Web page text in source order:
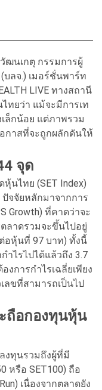
ฒนเกตุ กรรมการผู้
ลจ.) เมอร์ชั่นพาร์ท
LIVE ทางสถานี
ทยว่า แม้จะมีการเท
ล็กน้อย แต่ภาพรวม
กาสที่จะถูกผลักดันให้
จุด
นไทย (SET Index)
ปัจจัยหลักมาจากการ
Growth) ที่คาดว่าจะ
ลาดรวมจะขึ้นไปอยู่
อหุ้นที่ 97 บาท) ทั้งนี้
ไรไปได้แล้วถึง 3.7
การกำไรเฉลี่ยเพียง
ลขที่สามารถเป็นไป
ถือกองทุนหุ้น
งทุนรวมถึงผู้ที่มี
หรือ SET100) ถือ
เนื่องจากตลาดยัง